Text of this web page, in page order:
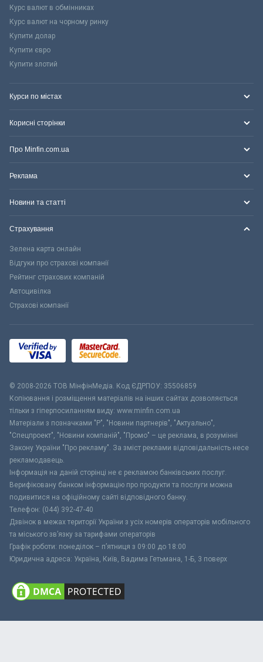
Курс валют в обмінниках
Курс валют на чорному ринку
Купити долар
Купити євро
Купити злотий
Курси по містах
Корисні сторінки
Про Minfin.com.ua
Реклама
Новини та статті
Страхування
Зелена карта онлайн
Відгуки про страхові компанії
Рейтинг страхових компаній
Автоцивілка
Страхові компанії
© 2008-2026 ТОВ МiнфiнМедiа. Код ЄДРПОУ: 35506859
Копіювання і розміщення матеріалів на інших сайтах дозволяється
тільки з гіперпосиланням виду: www.minfin.com.ua
Матеріали з позначками "Р", "Новини партнерів", "Актуально",
"Спецпроект", "Новини компаній", "Промо" – це реклама, в розумінні
Закону України "Про рекламу". За зміст реклами відповідальність несе
рекламодавець.
Інформація на даній сторінці не є рекламою банківських послуг.
Верифіковану банком інформацію про продукти та послуги можна
подивитися на офіційному сайті відповідного банку.
Телефон: (044) 392-47-40
Дзвінок в межах території України з усіх номерів операторів мобільного
та міського зв’язку за тарифами операторів
Графік роботи: понеділок – п’ятниця з 09:00 до 18:00
Юридична адреса: Україна, Київ, Вадима Гетьмана, 1-Б, 3 поверх